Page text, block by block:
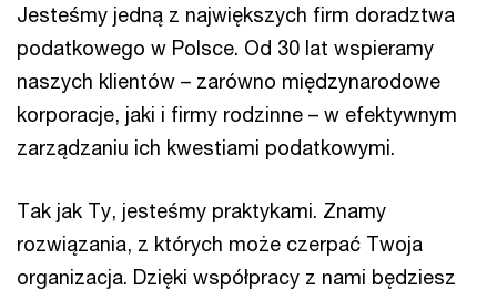
Jesteśmy jedną z największych firm doradztwa
podatkowego w Polsce. Od 30 lat wspieramy
naszych klientów – zarówno międzynarodowe
korporacje, jaki i firmy rodzinne – w efektywnym
zarządzaniu ich kwestiami podatkowymi.
Tak jak Ty, jesteśmy praktykami. Znamy
rozwiązania, z których może czerpać Twoja
organizacja. Dzięki współpracy z nami będziesz